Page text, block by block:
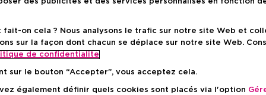
des publicités et des services personnalisés en fonction
fait-on cela ? Nous analysons le trafic sur notre site Web et
sur la façon dont chacun se déplace sur notre site Web.
de confidentialite
sur le bouton “Accepter”, vous acceptez cela.
également définir quels cookies sont placés via l'option